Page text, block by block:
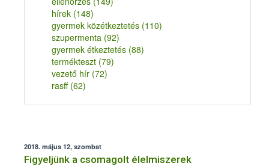
hírek (148)
gyermek közétkeztetés (110)
szupermenta (92)
gyermek étkeztetés (88)
termékteszt (79)
vezető hír (72)
rasff (62)
2018. május 12, szombat
Figyeljünk a csomagolt élelmiszerek